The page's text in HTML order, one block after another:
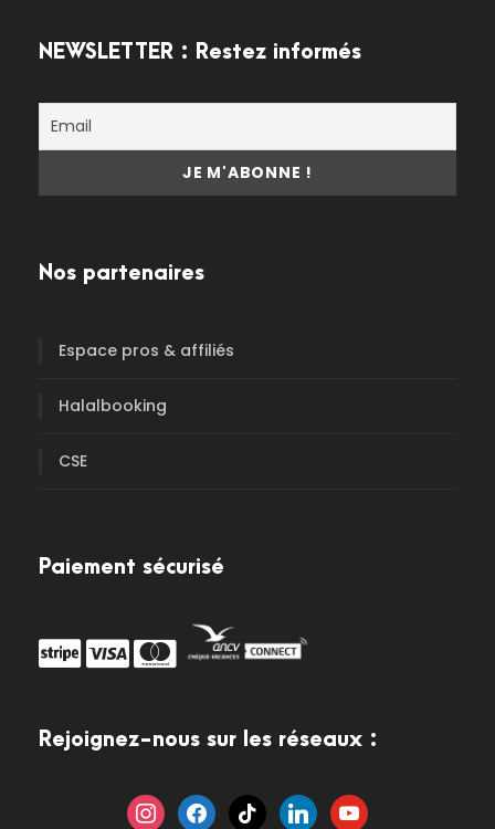
NEWSLETTER : Restez informés
Nos partenaires
Espace pros & affiliés
Halalbooking
CSE
Paiement sécurisé
Rejoignez-nous sur les réseaux :
i
f
t
l
y